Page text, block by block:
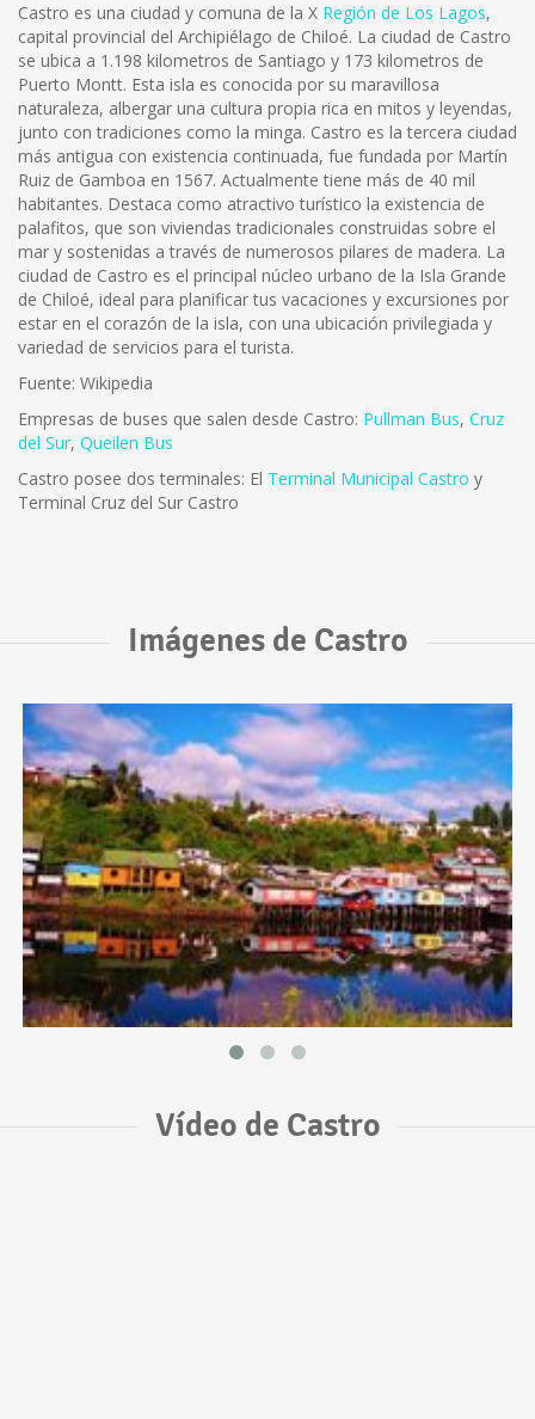
Castro es una ciudad y comuna de la X Región de Los Lagos,
capital provincial del Archipiélago de Chiloé. La ciudad de Castro
se ubica a 1.198 kilometros de Santiago y 173 kilometros de
Puerto Montt. Esta isla es conocida por su maravillosa
naturaleza, albergar una cultura propia rica en mitos y leyendas,
junto con tradiciones como la minga. Castro es la tercera ciudad
más antigua con existencia continuada, fue fundada por Martín
Ruiz de Gamboa en 1567. Actualmente tiene más de 40 mil
habitantes. Destaca como atractivo turístico la existencia de
palafitos, que son viviendas tradicionales construidas sobre el
mar y sostenidas a través de numerosos pilares de madera. La
ciudad de Castro es el principal núcleo urbano de la Isla Grande
de Chiloé, ideal para planificar tus vacaciones y excursiones por
estar en el corazón de la isla, con una ubicación privilegiada y
variedad de servicios para el turista.
Fuente: Wikipedia
Empresas de buses que salen desde Castro: Pullman Bus, Cruz
del Sur, Queilen Bus
Castro posee dos terminales: El Terminal Municipal Castro y
Terminal Cruz del Sur Castro
Imágenes de Castro
Vídeo de Castro